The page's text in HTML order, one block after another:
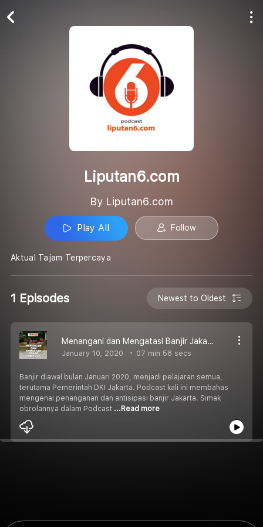
Liputan6.com
By Liputan6.com
Play All Follow
Aktual Tajam Terpercaya
1 Episodes Newest to Oldest
Menangani dan Mengatasi Banjir Jakarta
January 10, 2020 07 min 58 secs
Banjir diawal bulan Januari 2020, menjadi pelajaran semua,
terutama Pemerintah DKI Jakarta. Podcast kali ini membahas
mengenai penanganan dan antisipasi banjir Jakarta. Simak
obrolannya dalam Podcast ...Read more